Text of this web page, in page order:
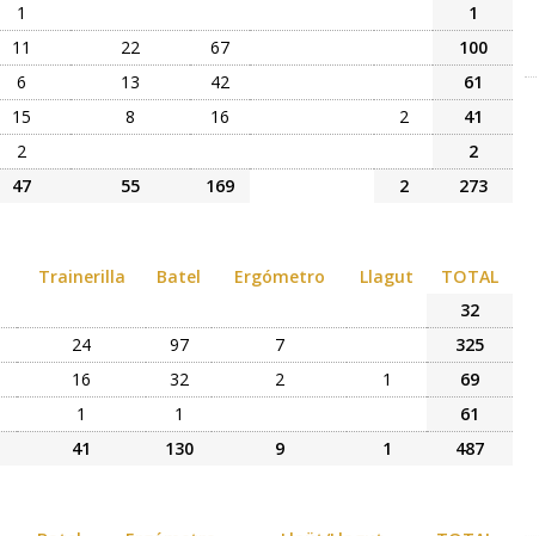
1
1
11 22 67
100
6 13 42
61
15 8 16 2
41
2
2
47
55 169 2 273
Trainerilla Batel Ergómetro Llagut
TOTAL
32
24 97 7
325
16 32 2 1
69
1 1
61
41 130 9 1 487